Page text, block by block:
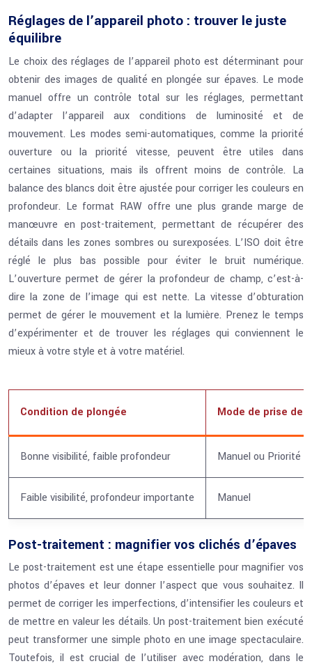
Réglages de l’appareil photo : trouver le juste
équilibre
Le choix des réglages de l’appareil photo est déterminant pour
obtenir des images de qualité en plongée sur épaves. Le mode
manuel offre un contrôle total sur les réglages, permettant
d’adapter l’appareil aux conditions de luminosité et de
mouvement. Les modes semi-automatiques, comme la priorité
ouverture ou la priorité vitesse, peuvent être utiles dans
certaines situations, mais ils offrent moins de contrôle. La
balance des blancs doit être ajustée pour corriger les couleurs en
profondeur. Le format RAW offre une plus grande marge de
manœuvre en post-traitement, permettant de récupérer des
détails dans les zones sombres ou surexposées. L’ISO doit être
réglé le plus bas possible pour éviter le bruit numérique.
L’ouverture permet de gérer la profondeur de champ, c’est-à-
dire la zone de l’image qui est nette. La vitesse d’obturation
permet de gérer le mouvement et la lumière. Prenez le temps
d’expérimenter et de trouver les réglages qui conviennent le
mieux à votre style et à votre matériel.
Condition de plongée Mode de prise de
Bonne visibilité, faible profondeur Manuel ou Priorité
Faible visibilité, profondeur importante Manuel
Post-traitement : magnifier vos clichés d’épaves
Le post-traitement est une étape essentielle pour magnifier vos
photos d’épaves et leur donner l’aspect que vous souhaitez. Il
permet de corriger les imperfections, d’intensifier les couleurs et
de mettre en valeur les détails. Un post-traitement bien exécuté
peut transformer une simple photo en une image spectaculaire.
Toutefois, il est crucial de l’utiliser avec modération, dans le